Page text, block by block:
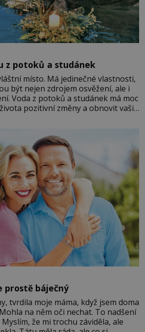
z potoků a studánek
místo. Má jedinečné vlastnosti,
být nejen zdrojem osvěžení, ale i
Voda z potoků a studánek má moc
pozitivní změny a obnovit vaši
rituály a přinést do svého života
Je důležité
prostě báječný
tvrdila moje máma, když jsem doma
na něm oči nechat. To nadšení
že mi trochu záviděla, ale